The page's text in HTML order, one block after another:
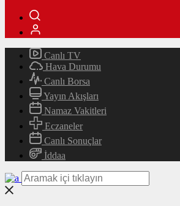
Canlı TV
Hava Durumu
Canlı Borsa
Yayın Akışları
Namaz Vakitleri
Eczaneler
Canlı Sonuçlar
İddaa